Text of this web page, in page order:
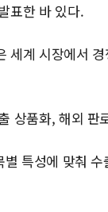
표한 바 있다.
세계 시장에서
상품화, 해외
별 특성에 맞춰